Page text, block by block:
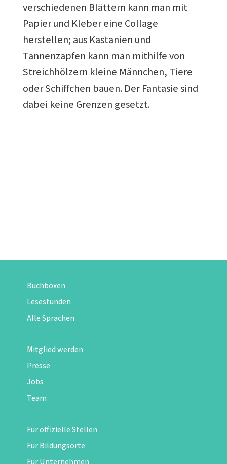
verschiedenen Blättern kann man mit
Papier und Kleber eine Collage
herstellen; aus Kastanien und
Tannenzapfen kann man mithilfe von
Streichhölzern kleine Männchen, Tiere
oder Schiffchen bauen. Der Fantasie sind
dabei keine Grenzen gesetzt.
Buchboxen
Lesestunden
Alle Sprachen
Mitglied werden
Presse
Jobs
Team
Für offizielle Stellen
Für Bildungsorte
Für Unternehmen